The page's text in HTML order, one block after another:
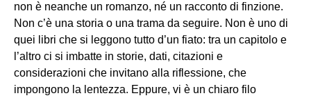
non è neanche un romanzo, né un racconto di finzione.
Non c’è una storia o una trama da seguire. Non è uno di
quei libri che si leggono tutto d’un fiato: tra un capitolo e
l’altro ci si imbatte in storie, dati, citazioni e
considerazioni che invitano alla riflessione, che
impongono la lentezza. Eppure, vi è un chiaro filo